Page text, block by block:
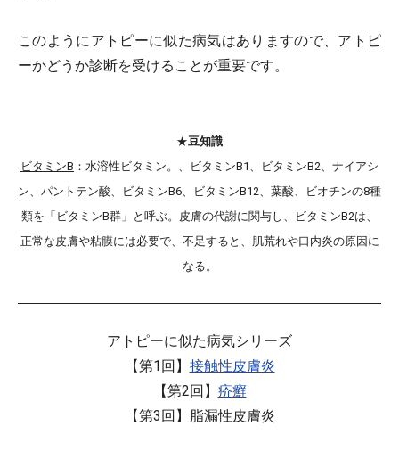
このようにアトピーに似た病気はありますので、アトピ
ーかどうか診断を受けることが重要です。
★豆知識
ビタミンB ：水溶性ビタミン。、ビタミンB1、ビタミンB2、ナイアシ
ン、パントテン酸、ビタミンB6、ビタミンB12、葉酸、ビオチンの8種
類を「ビタミンB群」と呼ぶ。皮膚の代謝に関与し、ビタミンB2は、
正常な皮膚や粘膜には必要で、不足すると、肌荒れや口内炎の原因に
なる。
アトピーに似た病気シリーズ
【第1回】 接触性皮膚炎
【第2回】 疥癬
【第3回】脂漏性皮膚炎